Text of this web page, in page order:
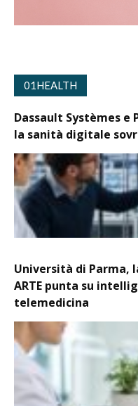
01HEALTH
Dassault Systèmes e
la sanità digitale
Università di Parma,
ARTE punta su
telemedicina